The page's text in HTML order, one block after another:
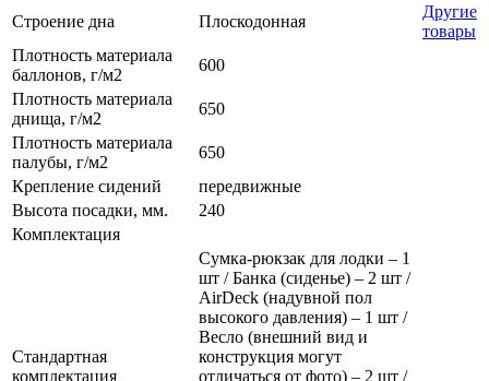
Строение дна
Плоскодонная
Другие
товары
Плотность материала
баллонов, г/м2
600
Плотность материала
днища, г/м2
650
Плотность материала
палубы, г/м2
650
Крепление сидений
передвижные
Высота посадки, мм.
240
Комплектация
Стандартная
комплектация
Сумка-рюкзак для лодки – 1
шт / Банка (сиденье) – 2 шт /
AirDeck (надувной пол
высокого давления) – 1 шт /
Весло (внешний вид и
конструкция могут
отличаться от фото) – 2 шт /